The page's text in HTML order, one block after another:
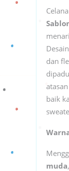
dan
baik
muda